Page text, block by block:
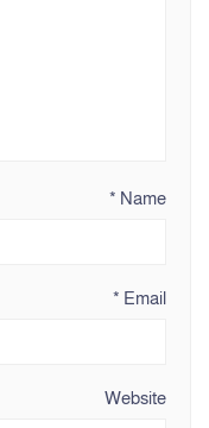
Name
*
Email
*
Website